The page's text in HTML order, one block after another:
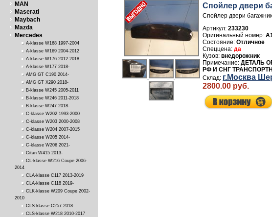
MAN
Maserati
Maybach
Mazda
Mercedes
A-klasse W168 1997-2004
A-klasse W169 2004-2012
A-klasse W176 2012-2018
A-klasse W177 2018-
AMG GT C190 2014-
AMG GT X290 2018-
B-klasse W245 2005-2011
B-klasse W246 2011-2018
B-klasse W247 2018-
C-klasse W202 1993-2000
C-klasse W203 2000-2008
C-klasse W204 2007-2015
C-klasse W205 2014-
C-klasse W206 2021-
Citan W415 2013-
CL-klasse W216 Coupe 2006-
2014
CLA-klasse C117 2013-2019
CLA-klasse C118 2019-
CLK-klasse W209 Coupe 2002-
2010
CLS-klasse C257 2018-
CLS-klasse W218 2010-2017
Спойлер двери
Спойлер двери
Артикул:233230
Отличное
да
внедорожник
ДЕТАЛЬ
РФ И СНГ
г.Москва
2800.00 руб.